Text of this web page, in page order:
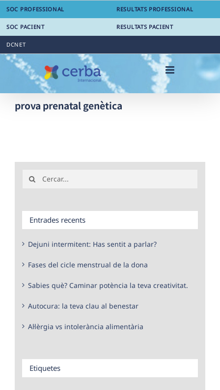
Skip
content
SOC PROFESSIONAL RESULTATS PROFESSIONAL
SOC PACIENT RESULTATS PACIENT
DCNET
prova prenatal genètica
for:
Entrades recents
Dejuni intermitent: Has sentit a parlar?
Fases del cicle menstrual de la dona
Sabies què? Caminar potència la teva creativitat.
Autocura: la teva clau al benestar
Al·lèrgia vs intolerància alimentària
Etiquetes